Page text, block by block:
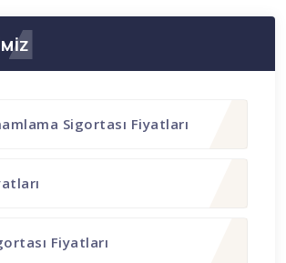
Sigortası Fiyatları
Fiyatları